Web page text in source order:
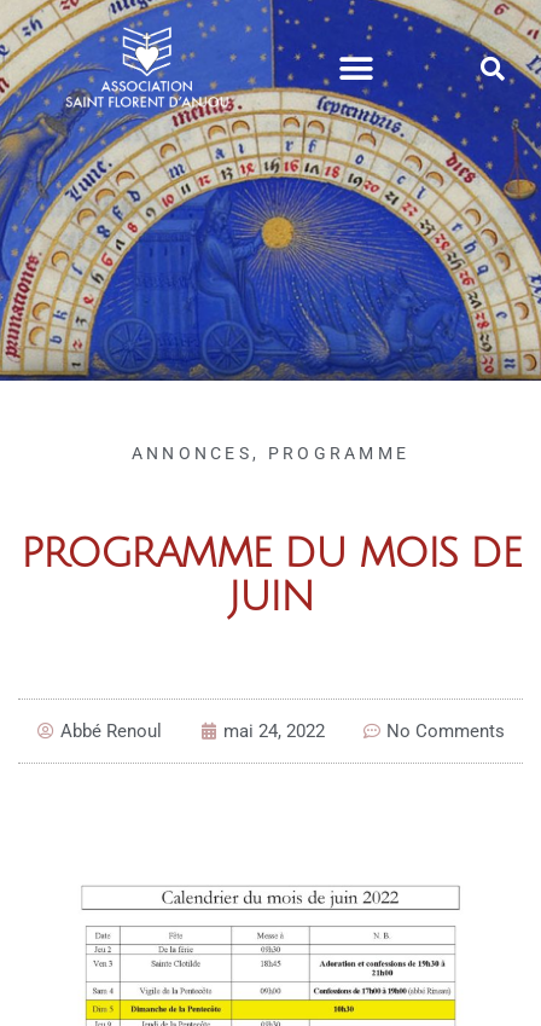
ANNONCES , PROGRAMME
PROGRAMME DU MOIS DE
JUIN
Abbé Renoul mai 24, 2022 No Comments